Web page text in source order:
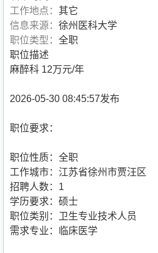
工作地点： 其它
信息来源： 徐州医科大学
职位类型： 全职
职位描述
麻醉科 12万元/年
2026-05-30 08:45:57发布
职位要求：
职位性质：全职
工作城市：江苏省徐州市贾汪区
招聘人数：1
学历要求：硕士
职位类别：卫生专业技术人员
需求专业：临床医学